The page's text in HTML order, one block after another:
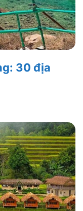
30 địa